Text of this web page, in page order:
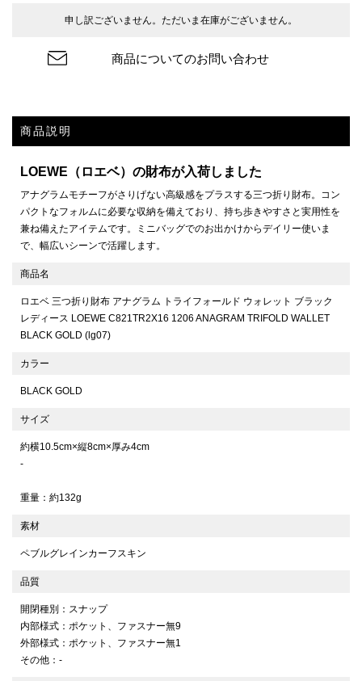
申し訳ございません。ただいま在庫がございません。
商品についてのお問い合わせ
商品説明
LOEWE（ロエベ）の財布が入荷しました
アナグラムモチーフがさりげない高級感をプラスする三つ折り財布。コン
パクトなフォルムに必要な収納を備えており、持ち歩きやすさと実用性を
兼ね備えたアイテムです。ミニバッグでのお出かけからデイリー使いま
で、幅広いシーンで活躍します。
商品名
ロエベ 三つ折り財布 アナグラム トライフォールド ウォレット ブラック
レディース LOEWE C821TR2X16 1206 ANAGRAM TRIFOLD WALLET
BLACK GOLD (lg07)
カラー
BLACK GOLD
サイズ
約横10.5cm×縦8cm×厚み4cm
-
重量：約132g
素材
ペブルグレインカーフスキン
品質
開閉種別：スナップ
内部様式：ポケット、ファスナー無9
外部様式：ポケット、ファスナー無1
その他：-